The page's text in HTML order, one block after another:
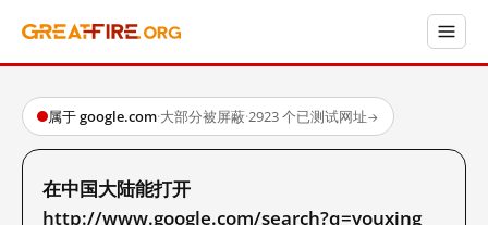
属于 google.com·大部分被屏蔽·2923 个已测试网址→
在中国大陆能打开
http://www.google.com/search?q=youxing